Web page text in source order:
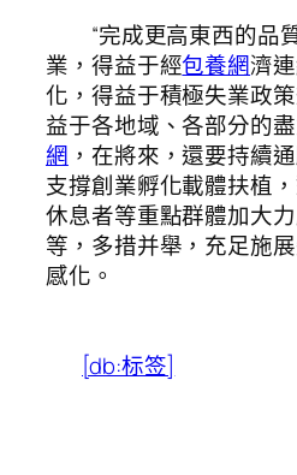
“完成更高東西的品
業，得益于經包養網濟
化，得益于積極失業政
益于各地域、各部分的
網 ，在將來，還要持續
支撐創業孵化載體扶植
休息者等重點群體加大
等，多措并舉，充足施
感化。
[db:标签]